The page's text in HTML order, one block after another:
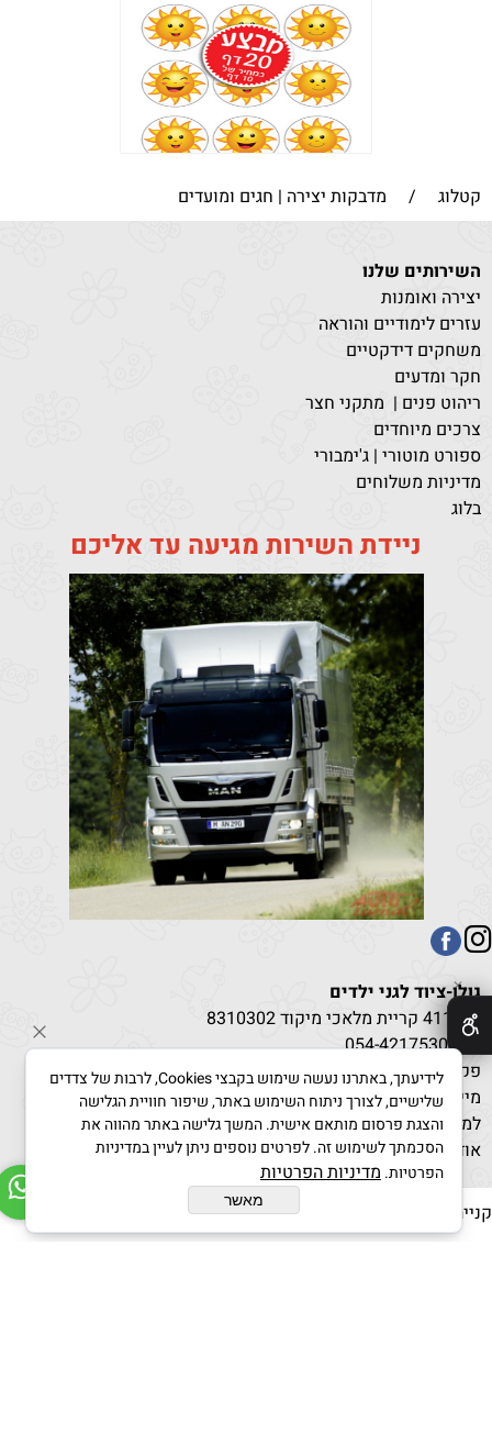
קטלוג / מדבקות יצירה | חגים ומועדים
השירותים שלנו
יצירה ואומנות
עזרים לימודיים והוראה
משחקים דידקטיים
חקר ומדעים
ריהוט פנים | מתקני חצר
צרכים מיוחדים
ספורט מוטורי | ג'ימבורי
מדיניות משלוחים
בלוג
ניידת השירות מגיעה עד אליכם
גולן-ציוד לגני ילדים
ת.ד 411 קריית מלאכי מיקוד 8310302
טל:
054-4217530
פקס: 08-8596851
מייל: g-kindergarden@bezeqint.net
למחירים מיוחדים בקנייה מרוכזת לחץ כאן
אודות /תקנון
מאובטחת :
✕
לידיעתך, באתרנו נעשה שימוש בקבצי Cookies, לרבות של צדדים
שלישיים, לצורך ניתוח השימוש באתר, שיפור חוויית הגלישה
והצגת פרסום מותאם אישית. המשך גלישה באתר מהווה את
הסכמתך לשימוש זה. לפרטים נוספים ניתן לעיין במדיניות
הפרטיות.מדיניות הפרטיות
מאשר